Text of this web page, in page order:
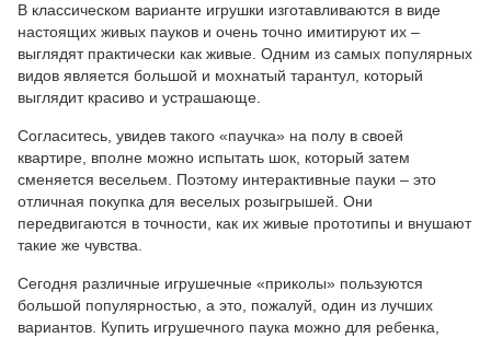
В классическом варианте игрушки изготавливаются в виде
настоящих живых пауков и очень точно имитируют их –
выглядят практически как живые. Одним из самых популярных
видов является большой и мохнатый тарантул, который
выглядит красиво и устрашающе.
Согласитесь, увидев такого «паучка» на полу в своей
квартире, вполне можно испытать шок, который затем
сменяется весельем. Поэтому интерактивные пауки – это
отличная покупка для веселых розыгрышей. Они
передвигаются в точности, как их живые прототипы и внушают
такие же чувства.
Сегодня различные игрушечные «приколы» пользуются
большой популярностью, а это, пожалуй, один из лучших
вариантов. Купить игрушечного паука можно для ребенка,